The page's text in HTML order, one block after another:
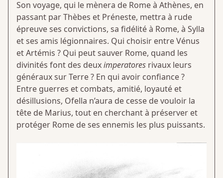
Son voyage, qui le mènera de Rome à Athènes, en
passant par Thèbes et Préneste, mettra à rude
épreuve ses convictions, sa fidélité à Rome, à Sylla
et ses amis légionnaires. Qui choisir entre Vénus
et Artémis ? Qui peut sauver Rome, quand les
divinités font des deuximperatores rivaux leurs
généraux sur Terre ? En qui avoir confiance ?
Entre guerres et combats, amitié, loyauté et
désillusions, Ofella n’aura de cesse de vouloir la
tête de Marius, tout en cherchant à préserver et
protéger Rome de ses ennemis les plus puissants.